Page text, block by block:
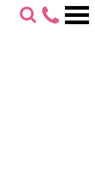
053-
274-